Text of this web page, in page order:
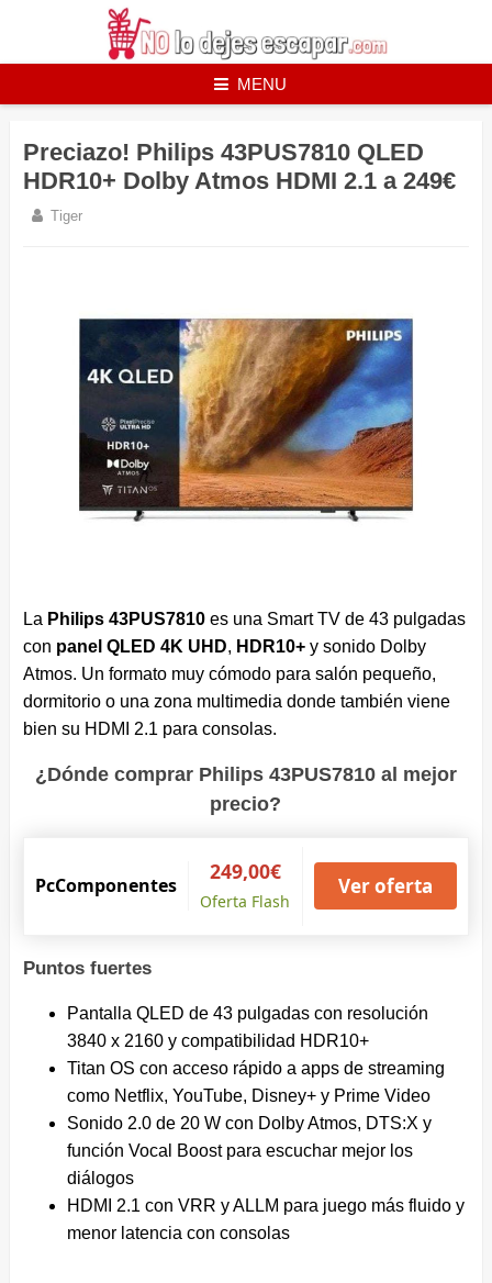
MENU
Preciazo! Philips 43PUS7810 QLED
HDR10+ Dolby Atmos HDMI 2.1 a 249€
Tiger
La Philips 43PUS7810es una Smart TV de 43 pulgadas
con panel QLED 4K UHD, HDR10+y sonido Dolby
Atmos. Un formato muy cómodo para salón pequeño,
dormitorio o una zona multimedia donde también viene
bien su HDMI 2.1 para consolas.
¿Dónde comprar Philips 43PUS7810 al mejor
precio?
PcComponentes
249,00€
Oferta Flash
Ver oferta
Puntos fuertes
Pantalla QLED de 43 pulgadas con resolución
3840 x 2160 y compatibilidad HDR10+
Titan OS con acceso rápido a apps de streaming
como Netflix, YouTube, Disney+ y Prime Video
Sonido 2.0 de 20 W con Dolby Atmos, DTS:X y
función Vocal Boost para escuchar mejor los
diálogos
HDMI 2.1 con VRR y ALLM para juego más fluido y
menor latencia con consolas